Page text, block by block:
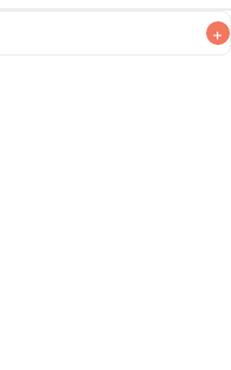
+
なるべくお早めにお召